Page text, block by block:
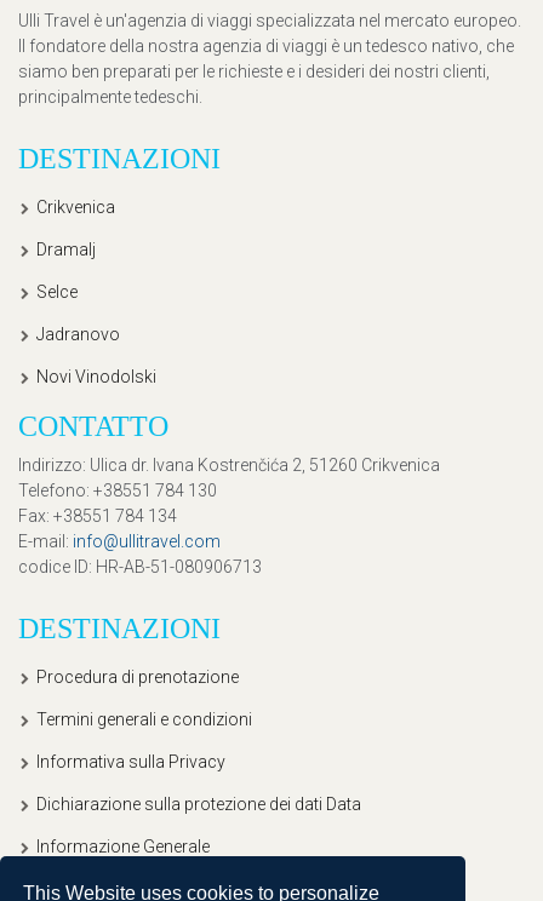
This Website uses cookies to personalize
Ulli Travel è un'agenzia di viaggi specializzata nel mercato europeo.
Il fondatore della nostra agenzia di viaggi è un tedesco nativo, che
siamo ben preparati per le richieste e i desideri dei nostri clienti,
principalmente tedeschi.
DESTINAZIONI
Crikvenica
Dramalj
Selce
Jadranovo
Novi Vinodolski
CONTATTO
Indirizzo: Ulica dr. Ivana Kostrenčića 2, 51260 Crikvenica
Telefono: +38551 784 130
Fax: +38551 784 134
E-mail : info@ullitravel.com
codice ID: HR-AB-51-080906713
DESTINAZIONI
Procedura di prenotazione
Termini generali e condizioni
Informativa sulla Privacy
Dichiarazione sulla protezione dei dati Data
Informazione Generale